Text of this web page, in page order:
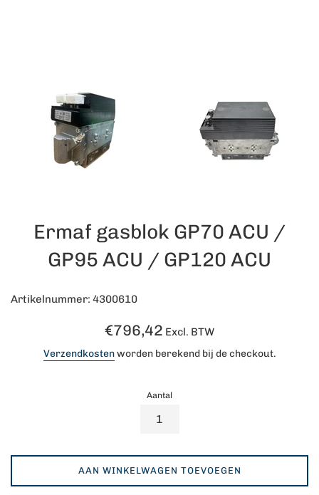
Ermaf gasblok GP70 ACU /
GP95 ACU / GP120 ACU
Artikelnummer: 4300610
Normale
€796,42 Excl. BTW
Verzendkostenworden berekend bij de checkout.
Aantal
AAN WINKELWAGEN TOEVOEGEN